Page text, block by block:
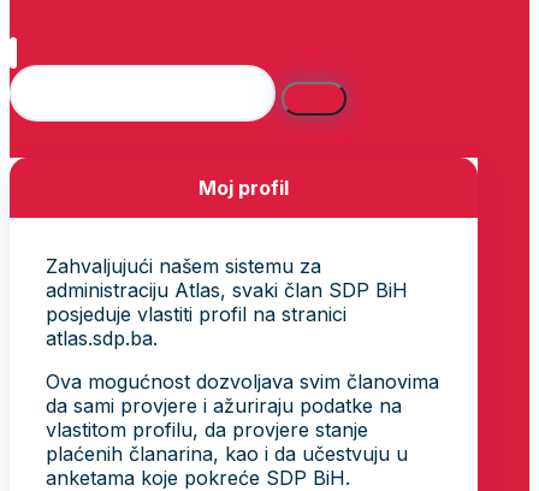
Moj profil
Zahvaljujući našem sistemu za
administraciju Atlas, svaki član SDP BiH
posjeduje vlastiti profil na stranici
atlas.sdp.ba.
Ova mogućnost dozvoljava svim članovima
da sami provjere i ažuriraju podatke na
vlastitom profilu, da provjere stanje
plaćenih članarina, kao i da učestvuju u
anketama koje pokreće SDP BiH.